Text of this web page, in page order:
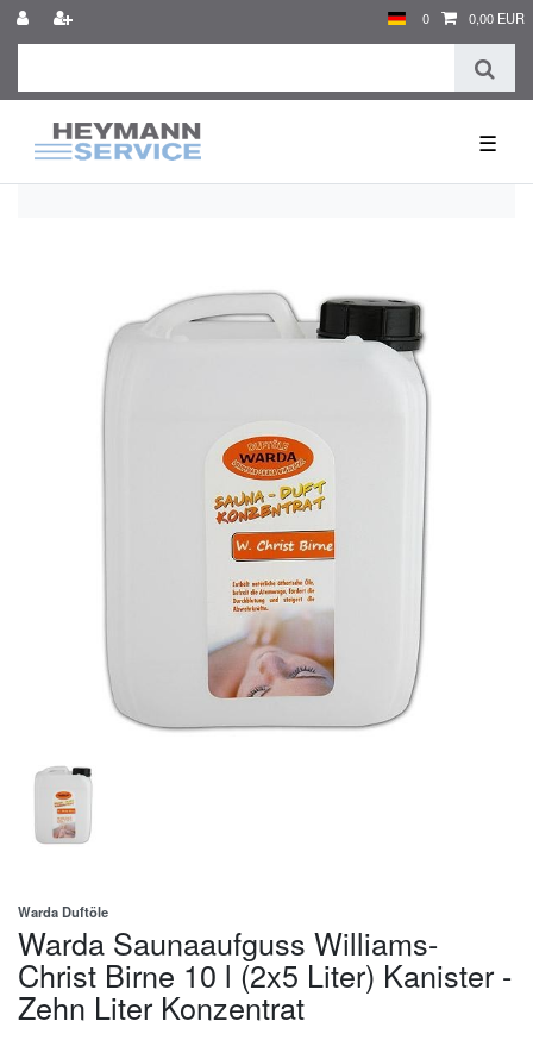
0 0,00 EUR
☰
Warda Duftöle
Warda Saunaaufguss Williams-
Christ Birne 10 l (2x5 Liter) Kanister -
Zehn Liter Konzentrat